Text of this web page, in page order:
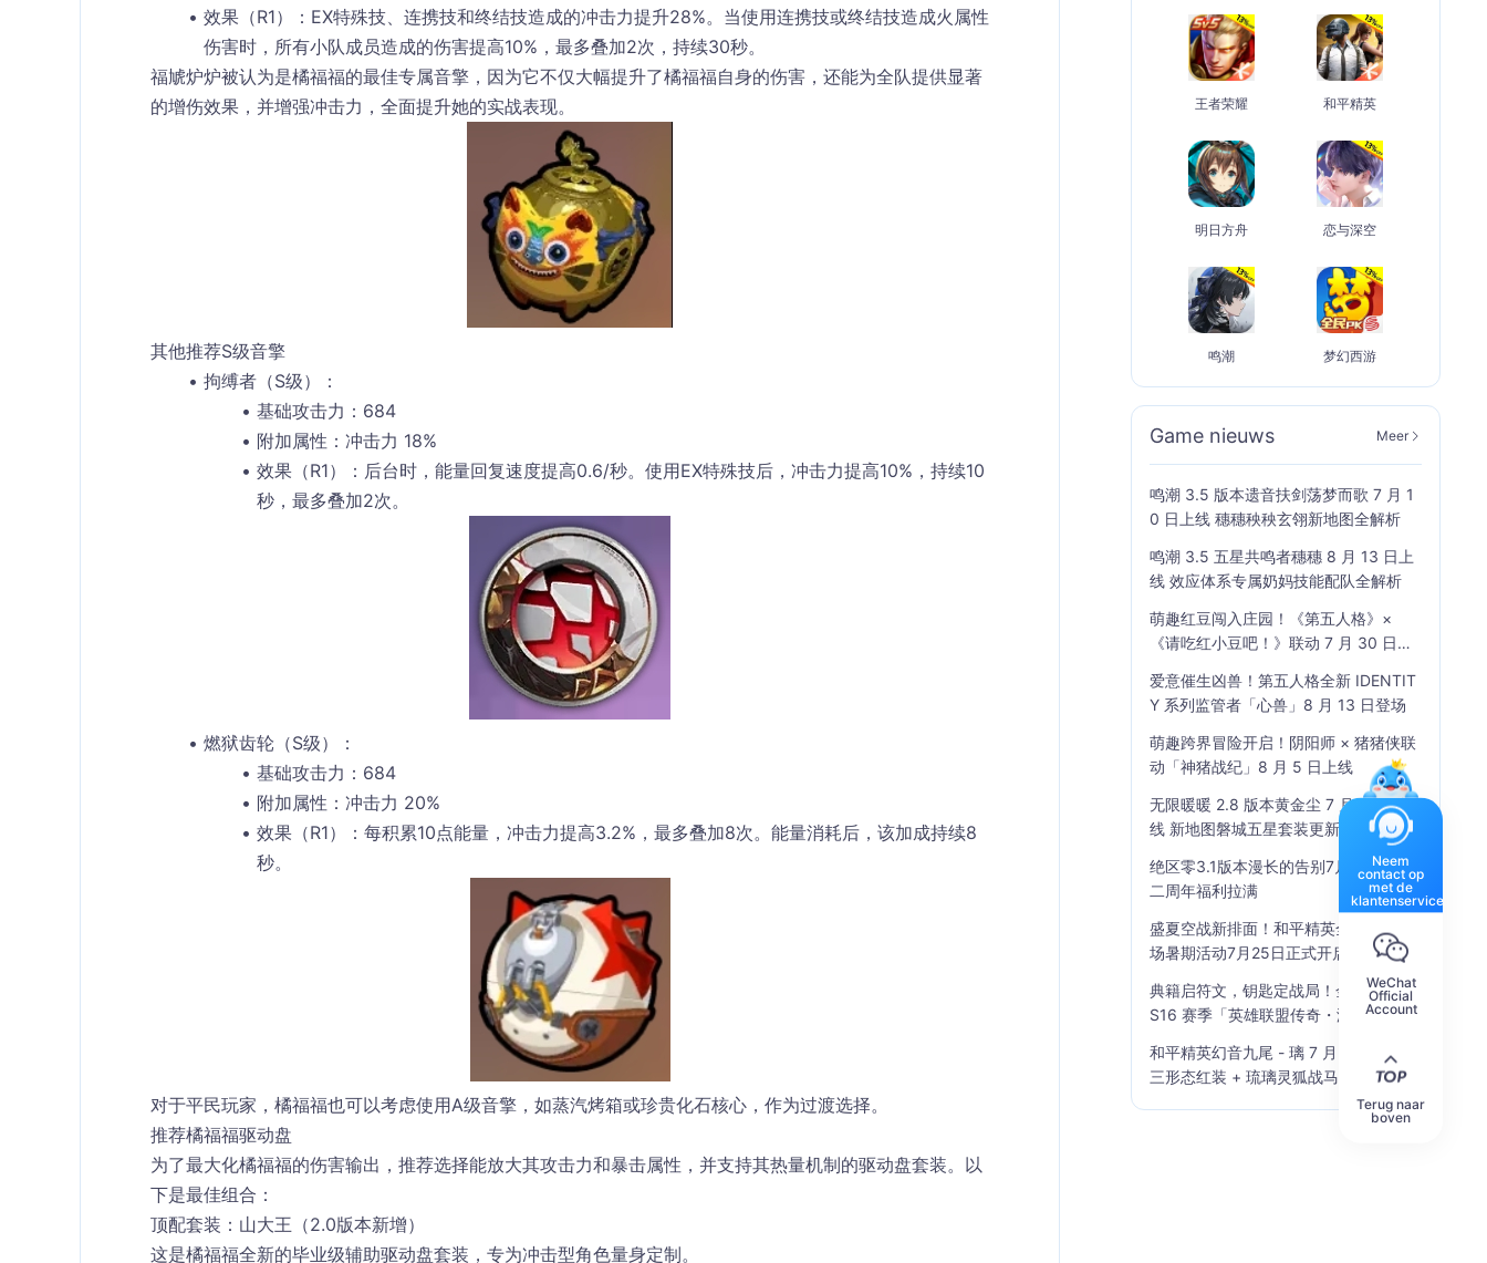
效果（R1）
：EX特殊技、连携技和终结技造成的冲击力提升28%。当使用连携技或终结技造成火属性
伤害时，所有小队成员造成的伤害提高10%，最多叠加2次，持续30秒。
福虓炉炉被认为是橘福福的最佳专属音擎，因为它不仅大幅提升了橘福福自身的伤害，还能为全队提供显著
的增伤效果，并增强冲击力，全面提升她的实战表现。
其他推荐S级音擎
拘缚者（S级）
：
基础攻击力 ：684
附加属性 ：冲击力 18%
效果（R1）
：后台时，能量回复速度提高0.6/秒。使用EX特殊技后，冲击力提高10%，持续10
秒，最多叠加2次。
燃狱齿轮（S级）
：
基础攻击力 ：684
附加属性 ：冲击力 20%
效果（R1）
：每积累10点能量，冲击力提高3.2%，最多叠加8次。能量消耗后，该加成持续8
秒。
对于平民玩家，橘福福也可以考虑使用A级音擎，如蒸汽烤箱或珍贵化石核心 ，作为过渡选择。
推荐橘福福驱动盘
为了最大化橘福福的伤害输出，推荐选择能放大其攻击力和暴击属性，并支持其热量机制的驱动盘套装。以
下是最佳组合：
顶配套装：山大王（2.0版本新增）
这是橘福福全新的毕业级辅助驱动盘套装，专为冲击型角色量身定制。
王者荣耀 和平精英
明日方舟 恋与深空
鸣潮 梦幻西游
Game nieuws Meer
鸣潮 3.5 版本遗音扶剑荡梦而歌 7 月 1
0 日上线 穗穗秧秧玄翎新地图全解析
鸣潮 3.5 五星共鸣者穗穗 8 月 13 日上
线 效应体系专属奶妈技能配队全解析
萌趣红豆闯入庄园！《第五人格》×
《请吃红小豆吧！》联动 7 月 30 日开
爱意催生凶兽！第五人格全新 IDENTIT
Y 系列监管者「心兽」8 月 13 日登场
萌趣跨界冒险开启！阴阳师 × 猪猪侠联
动「神猪战纪」8 月 5 日上线
无限暖暖 2.8 版本黄金尘 7 月 17 日上
线 新地图磐城五星套装更新
绝区零3.1版本漫长的告别7月29日上线
二周年福利拉满
盛夏空战新排面！和平精英全新精英战
场暑期活动7月25日正式开启
典籍启符文，钥匙定战局！金铲铲之战
S16 赛季「英雄联盟传奇・海克斯典
和平精英幻音九尾 - 璃 7 月 10 日上线
三形态红装 + 琉璃灵狐战马全套一览
Neem
contact op
met de
klantenservice
WeChat
Official
Account
Terug naar
boven